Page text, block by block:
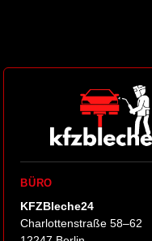
BÜRO
KFZBleche24
Charlottenstraße 58–62